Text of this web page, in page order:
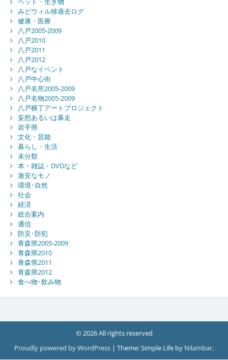
みどウィル移過去ログ
健康・医療
八戸2005-2009
八戸2010
八戸2011
八戸2012
八戸なイベント
八戸中心街
八戸名所2005-2009
八戸名物2005-2009
八戸横丁アートプロジェクト
妄想あるいは暴走
岩手県
文化・芸能
暮らし・生活
未分類
本・雑誌・DVDなど
激安なモノ
環境･自然
社会
経済
総合案内
通信
防災･防犯
青森県2005-2009
青森県2010
青森県2011
青森県2012
食べ物･飲み物
© 2026 All rights reserved
Proudly powered by WordPress | Theme: Simple Life by Nilambar.